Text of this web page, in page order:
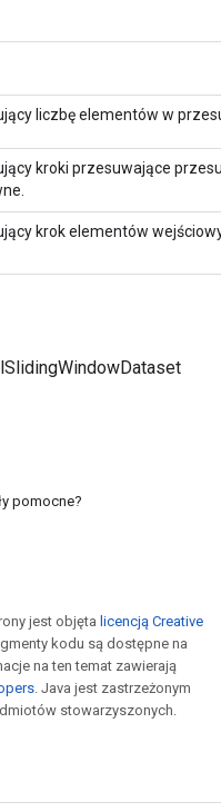
liczbę elementów w
kroki przesuwające
krok elementów
pomocne?
jest objęta licencją Creative
kodu są dostępne na
na ten temat zawierają
. Java jest zastrzeżonym
stowarzyszonych.